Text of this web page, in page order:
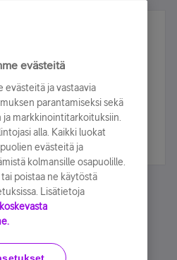
ja voita!
mukana arvonnassa.
Accessibility statement
evästeitä
evästeitä ja vastaavia
parantamiseksi sekä
markkinointitarkoituksiin.
alla. Kaikki luokat
evästeitä ja
kolmansille osapuolille.
poistaa ne käytöstä
Lisätietoja